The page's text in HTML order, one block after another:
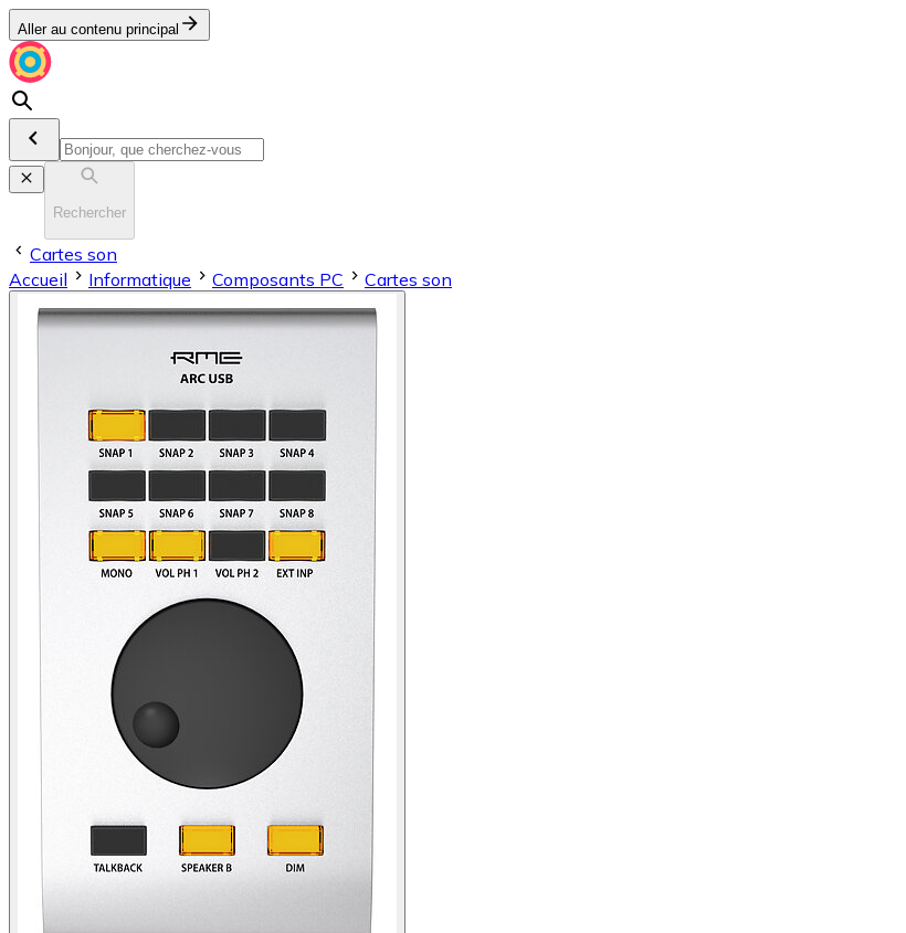
Aller au contenu principal
Rechercher
Cartes son
Accueil
Informatique Composants PC Cartes son